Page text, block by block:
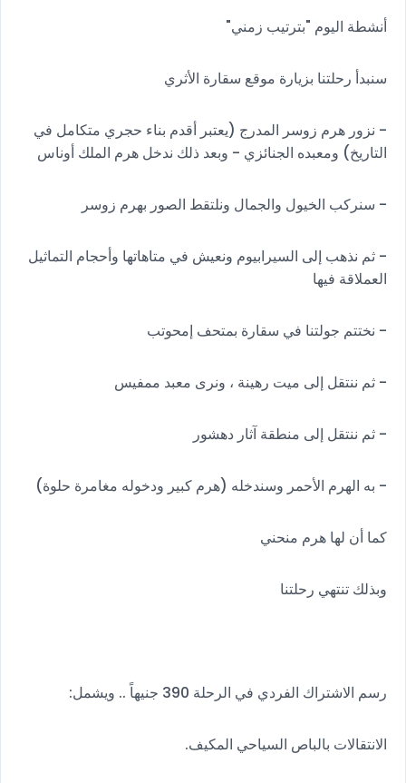
أنشطة اليوم "بترتيب زمني"
سنبدأ رحلتنا بزيارة موقع سقارة الأثري
- نزور هرم زوسر المدرج (يعتبر أقدم بناء حجري متكامل في
التاريخ) ومعبده الجنائزي - وبعد ذلك ندخل هرم الملك أوناس
- سنركب الخيول والجمال ونلتقط الصور بهرم زوسر
- ثم نذهب إلى السيرابيوم ونعيش في متاهاتها وأحجام التماثيل
العملاقة فيها
- نختتم جولتنا في سقارة بمتحف إمحوتب
- ثم ننتقل إلى ميت رهينة ، ونرى معبد ممفيس
- ثم ننتقل إلى منطقة آثار دهشور
- به الهرم الأحمر وسندخله (هرم كبير ودخوله مغامرة حلوة)
كما أن لها هرم منحني
وبذلك تنتهي رحلتنا
رسم الاشتراك الفردي في الرحلة 390 جنيهاً .. ويشمل:
الانتقالات بالباص السياحي المكيف.